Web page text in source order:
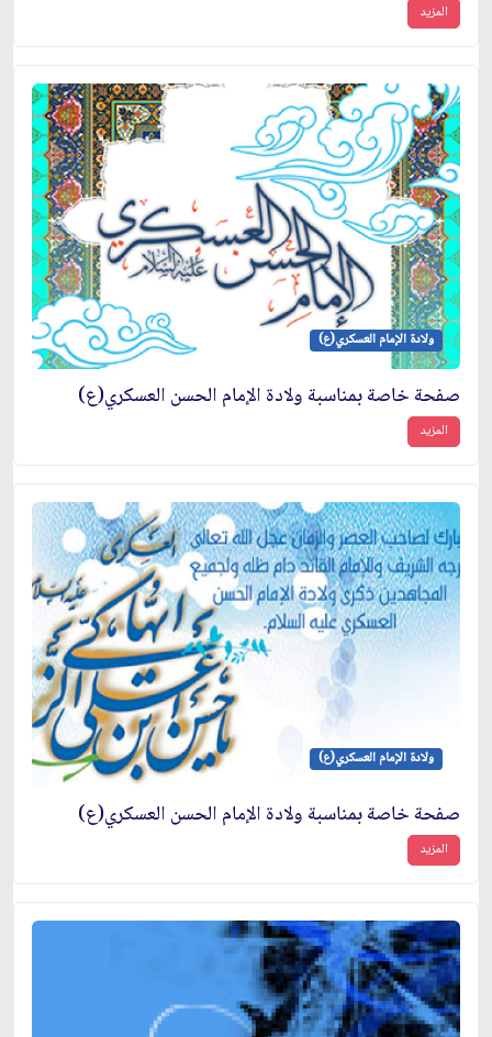
المزيد
ولادة الإمام العسكري(ع)
صفحة خاصة بمناسبة ولادة الإمام الحسن العسكري(ع)
المزيد
ولادة الإمام العسكري(ع)
صفحة خاصة بمناسبة ولادة الإمام الحسن العسكري(ع)
المزيد